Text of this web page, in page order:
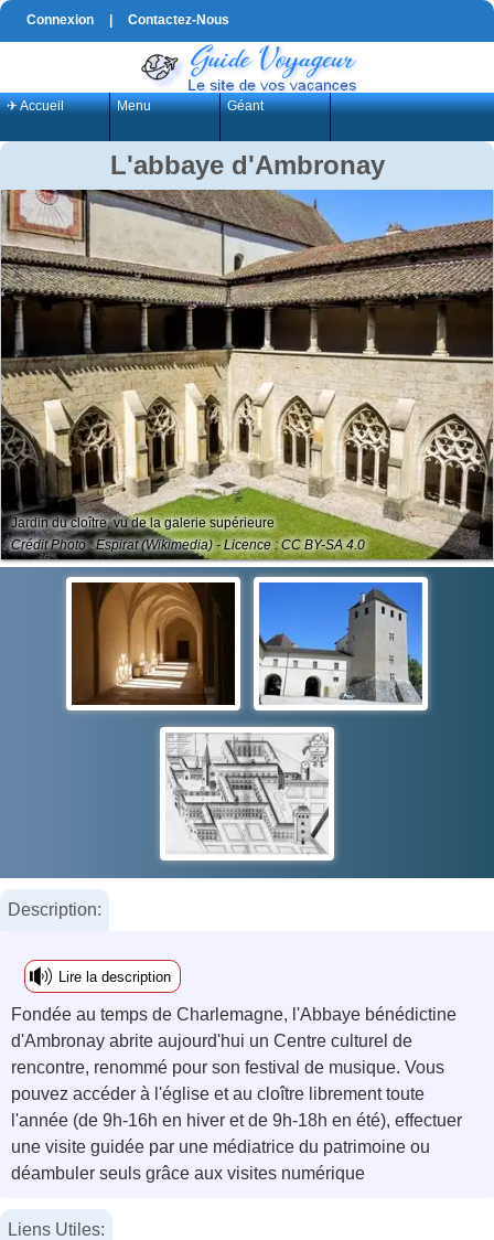
Connexion Contactez-Nous
✈ Accueil Menu Géant
L'abbaye d'Ambronay
Jardin du cloître, vu de la galerie supérieure
Crédit Photo : Espirat (Wikimedia) - Licence : CC BY-SA 4.0
Description:
Lire la description
Fondée au temps de Charlemagne, l'Abbaye bénédictine
d'Ambronay abrite aujourd'hui un Centre culturel de
rencontre, renommé pour son festival de musique. Vous
pouvez accéder à l'église et au cloître librement toute
l'année (de 9h-16h en hiver et de 9h-18h en été), effectuer
une visite guidée par une médiatrice du patrimoine ou
déambuler seuls grâce aux visites numérique
Liens Utiles: